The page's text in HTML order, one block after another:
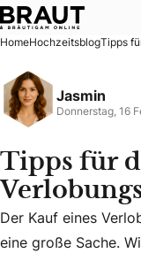
Tipps für den Kauf
HomeHochzeitsblogTipps
Jasmin
Donnerstag, 16
Tipps für
Der Kauf eines
Der Kauf eines
eine große Sache.